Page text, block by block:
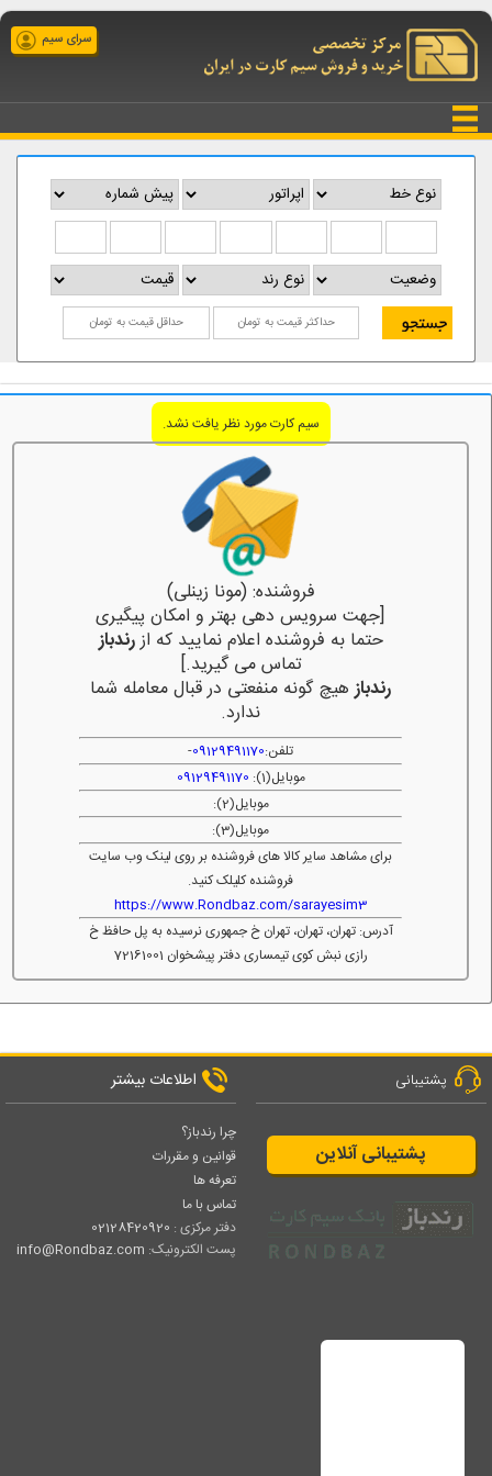
سرای سیم
سیم کارت مورد نظر یافت نشد.
فروشنده: (مونا زینلی)
[جهت سرویس دهی بهتر و امکان پیگیری
حتما به فروشنده اعلام نمایید که ازرندباز
تماس می گیرید.]
رندبازهیچ گونه منفعتی در قبال معامله شما
ندارد.
تلفن:09129491170
-
موبایل(1):
09129491170
موبایل(2):
موبایل(3):
برای مشاهد سایر کالا های فروشنده بر روی لینک وب سایت
فروشنده کلیلک کنید.
https://www.Rondbaz.com/sarayesim3
آدرس: تهران، تهران، تهران خ جمهوری نرسیده به پل حافظ خ
رازی نبش کوی تیمساری دفتر پیشخوان 72161001
پشتیبانی
پشتیبانی آنلاین
اطلاعات بیشتر
چرا رندباز؟
قوانین و مقررات
تعرفه ها
تماس با ما
دفتر مرکزی : 02128420920
پست الکترونیک: info@Rondbaz.com